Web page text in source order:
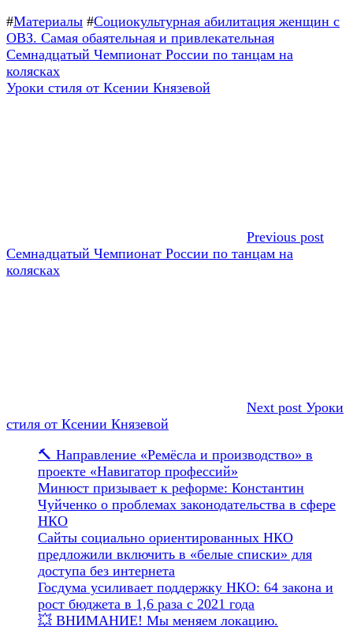
#Материалы #Социокультурная абилитация женщин с
ОВЗ. Самая обаятельная и привлекательная
Навигация
по
Предыдущая
запись:
Семнадцатый Чемпионат России по танцам на
колясках
Следующая
Уроки стиля от Ксении Князевой
Previous post
Семнадцатый Чемпионат России по танцам на
колясках
Next post Уроки
стиля от Ксении Князевой
🔨 Направление «Ремёсла и производство» в
проекте «Навигатор профессий»
Минюст призывает к реформе: Константин
Чуйченко о проблемах законодательства в сфере
НКО
Сайты социально ориентированных НКО
предложили включить в «белые списки» для
доступа без интернета
Госдума усиливает поддержку НКО: 64 закона и
рост бюджета в 1,6 раза с 2021 года
💥 ВНИМАНИЕ! Мы меняем локацию.